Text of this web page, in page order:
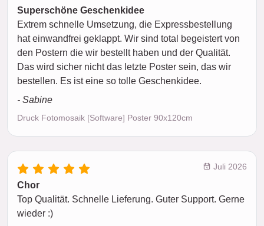
Superschöne Geschenkidee
Extrem schnelle Umsetzung, die Expressbestellung
hat einwandfrei geklappt. Wir sind total begeistert von
den Postern die wir bestellt haben und der Qualität.
Das wird sicher nicht das letzte Poster sein, das wir
bestellen. Es ist eine so tolle Geschenkidee.
- Sabine
Druck Fotomosaik [Software] Poster 90x120cm
Juli 2026
Chor
Top Qualität. Schnelle Lieferung. Guter Support. Gerne
wieder :)